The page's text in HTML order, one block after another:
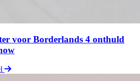
voor Borderlands 4 onthuld